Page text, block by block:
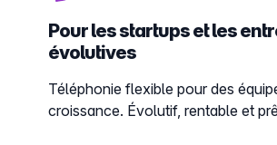
Pour les startups et les
évolutives
Téléphonie flexible pour des
croissance. Évolutif, rentable et